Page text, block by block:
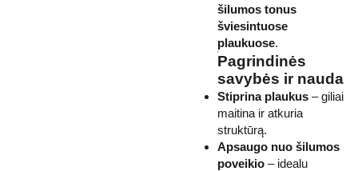
šilumos tonus
šviesintuose
plaukuose.
Pagrindinės
savybės ir nauda
Stiprina plaukus – giliai
maitina ir atkuria
struktūrą.
Apsaugo nuo šilumos
poveikio – idealu